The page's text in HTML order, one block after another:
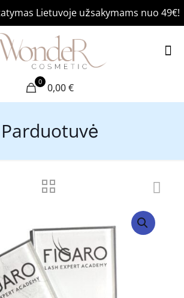
Lietuvoje užsakymams nuo 49€!
0 0,00 €
Parduotuvė